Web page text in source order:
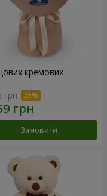
кремових
грн
Замовити